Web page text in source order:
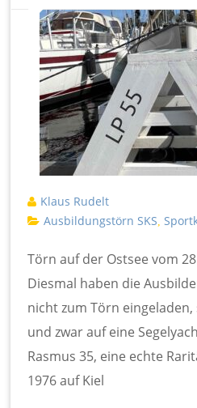
Klaus Rudelt
Ausbildungstörn SKS
Törn auf der Ostsee vom
Diesmal haben die
nicht zum Törn
und zwar auf eine
Rasmus 35, eine echte
1976 auf Kiel